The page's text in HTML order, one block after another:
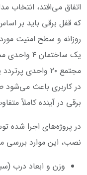
اتفاق می‌افتد،
که قفل برقی باید بر
روزانه و سطح امنیت
یک
مجتمع ۲۰
در کاربری باعث می‌شود
برقی در آینده کاملاً
در پروژه‌های اجرا شده
نصب، این موارد بررسی
وزن و ابعاد درب